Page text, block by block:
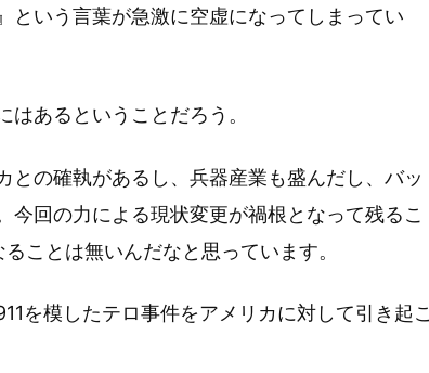
という言葉が急激に空虚になってしまってい
あるということだろう。
の確執があるし、兵器産業も盛んだし、バッ
回の力による現状変更が禍根となって残るこ
ことは無いんだなと思っています。
を模したテロ事件をアメリカに対して引き起こ